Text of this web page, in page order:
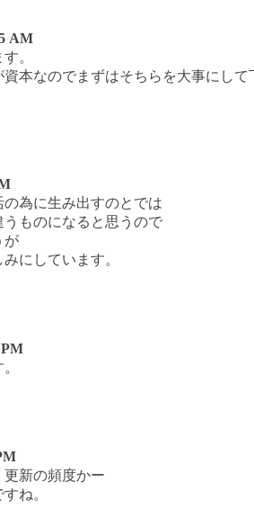
AM
。
本なのでまずはそちらを大事にして
為に生み出すのとでは
ものになると思うので
が
にしています。
PM
新の頻度かー
ね。